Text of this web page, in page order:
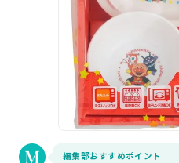
編集部おすすめポイント